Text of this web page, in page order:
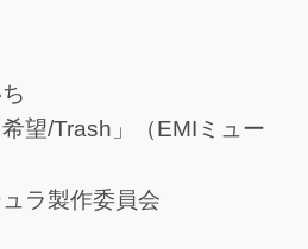
望/Trash」（EMIミュー
ラ製作委員会